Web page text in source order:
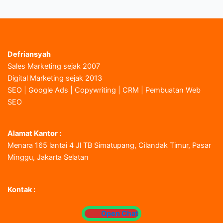
Defriansyah
Sales Marketing sejak 2007
Digital Marketing sejak 2013
SEO | Google Ads | Copywriting | CRM | Pembuatan Web
SEO
Alamat Kantor :
Menara 165 lantai 4 Jl TB Simatupang, Cilandak Timur, Pasar
Minggu, Jakarta Selatan
Kontak :
Open Chat